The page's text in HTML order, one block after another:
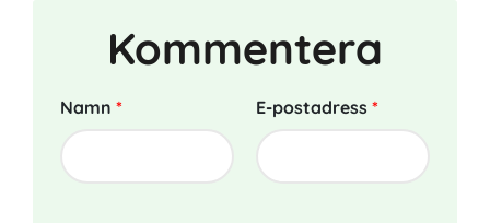
Kommentera
Namn * E-postadress *